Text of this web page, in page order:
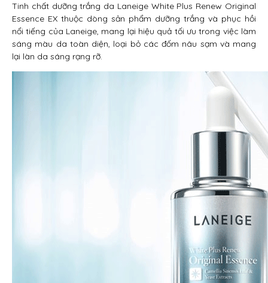
Tinh chất dưỡng trắng da Laneige White Plus Renew Original
Essence EX thuộc dòng sản phẩm dưỡng trắng và phục hồi
nổi tiếng của Laneige, mang lại hiệu quả tối ưu trong việc làm
sáng màu da toàn diện, loại bỏ các đốm nâu sạm và mang
lại làn da sáng rạng rỡ.